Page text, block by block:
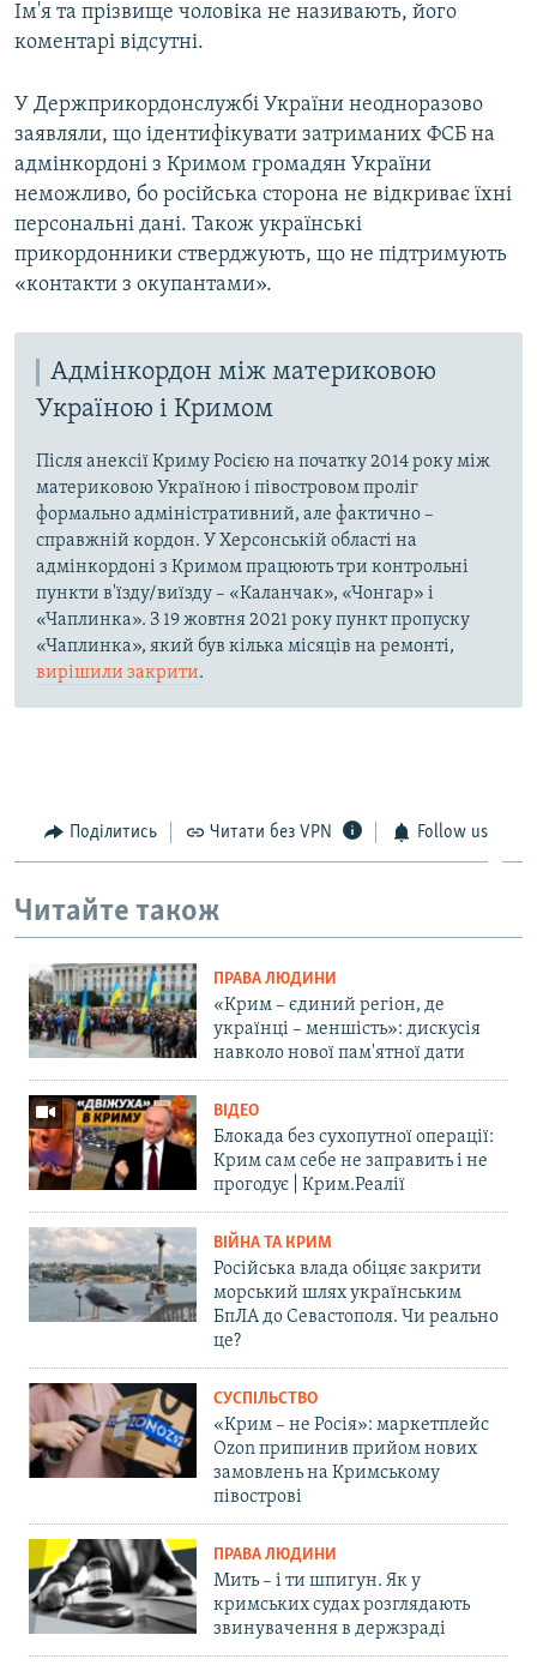
Ім'я та прізвище чоловіка не називають, його
коментарі відсутні.
У Держприкордонслужбі України неодноразово
заявляли, що ідентифікувати затриманих ФСБ на
адмінкордоні з Кримом громадян України
неможливо, бо російська сторона не відкриває їхні
персональні дані. Також українські
прикордонники стверджують, що не підтримують
«контакти з окупантами».
Адмінкордон між материковою
Україною і Кримом
Після анексії Криму Росією на початку 2014 року між
материковою Україною і півостровом проліг
формально адміністративний, але фактично –
справжній кордон. У Херсонській області на
адмінкордоні з Кримом працюють три контрольні
пункти в'їзду/виїзду – «Каланчак», «Чонгар» і
«Чаплинка». З 19 жовтня 2021 року пункт пропуску
«Чаплинка», який був кілька місяців на ремонті,
вирішили закрити.
Поділитись Читати без VPN Follow us
Читайте також
ПРАВА ЛЮДИНИ
«Крим – єдиний регіон, де
українці – меншість»: дискусія
навколо нової пам'ятної дати
ВІДЕО
Блокада без сухопутної операції:
Крим сам себе не заправить і не
прогодує | Крим.Реалії
ВІЙНА ТА КРИМ
Російська влада обіцяє закрити
морський шлях українським
БпЛА до Севастополя. Чи реально
це?
СУСПІЛЬСТВО
«Крим – не Росія»: маркетплейс
Ozon припинив прийом нових
замовлень на Кримському
півострові
ПРАВА ЛЮДИНИ
Мить – і ти шпигун. Як у
кримських судах розглядають
звинувачення в держзраді